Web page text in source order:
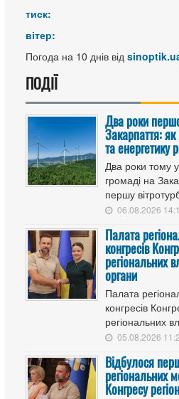
тиск:
вітер:
Погода на 10 днів від
ПОДІЇ
Два роки
Закарпаття:
та енергетику
Два роки тому
громаді на
першу
06.08.2026
Палата
конгресів
регіональних
органи
Палата
конгресів
регіональних
05.08.2026
Відбулося
регіональних
Конгресу